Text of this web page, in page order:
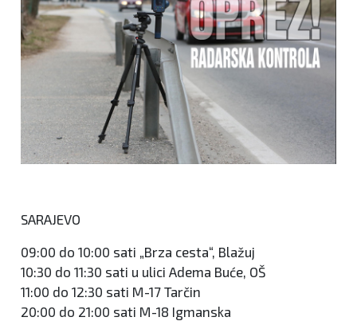
SARAJEVO
09:00 do 10:00 sati „Brza cesta“, Blažuj
10:30 do 11:30 sati u ulici Adema Buće, OŠ
11:00 do 12:30 sati M-17 Tarčin
20:00 do 21:00 sati M-18 Igmanska